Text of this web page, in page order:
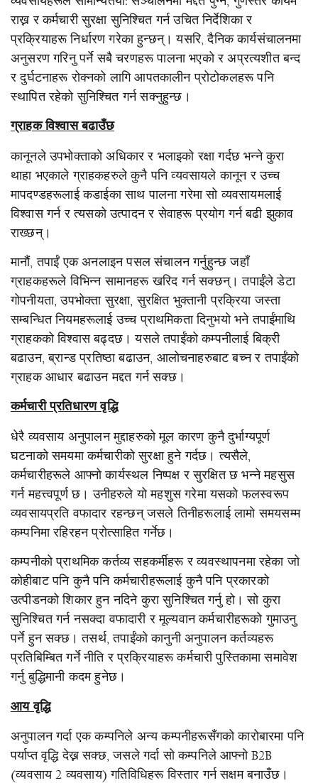
राख्न र कर्मचारी सुरक्षा सुनिश्चित गर्न उचित निर्देशिका र
प्रक्रियाहरू निर्धारण गरेका हुन्छन्। यसरि, दैनिक कार्यसंचालनमा
अनुसरण गरिनु पर्ने सबै चरणहरू पालना भएको र अप्रत्यशीत बन्द
र दुर्घटनाहरू रोक्नको लागि आपतकालीन प्रोटोकलहरू पनि
स्थापित रहेको सुनिश्चित गर्न सक्नुहुन्छ।
ग्राहक विश्वास बढाउँछ
कानूनले उपभोक्ताको अधिकार र भलाइको रक्षा गर्दछ भन्ने कुरा
थाहा भएकाले ग्राहकहरुले कुनै पनि व्यवसायले कानून र उच्च
मापदण्डहरूलाई कडाईका साथ पालना गरेमा सो व्यवसायमलाई
विश्वास गर्न र त्यसको उत्पादन र सेवाहरू प्रयोग गर्न बढी झुकाव
राख्छन्।
मानौं, तपाईं एक अनलाइन पसल संचालन गर्नुहुन्छ जहाँ
ग्राहकहरूले विभिन्न सामानहरू खरिद गर्न सक्छन्। तपाईंले डेटा
गोपनीयता, उपभोक्ता सुरक्षा, सुरक्षित भुक्तानी प्रक्रिया जस्ता
सम्बन्धित नियमहरूलाई उच्च प्राथमिकता दिनुभयो भने तपाईंमाथि
ग्राहकको विश्वास बढ्दछ। यसले तपाईंको कम्पनीलाई बिक्री
बढाउन, ब्रान्ड प्रतिष्ठा बढाउन, आलोचनाहरुबाट बच्न र तपाईंको
ग्राहक आधार बढाउन मद्दत गर्न सक्छ।
कर्मचारी प्रतिधारण वृद्धि
धेरै व्यवसाय अनुपालन मुद्दाहरुको मूल कारण कुनै दुर्भाग्यपूर्ण
घटनाको समयमा कर्मचारीको सुरक्षा हुने गर्दछ। त्यसैले,
कर्मचारीहरूले आफ्नो कार्यस्थल निष्पक्ष र सुरक्षित छ भन्ने महसुस
गर्न महत्त्वपूर्ण छ। उनीहरुले यो महशुस गरेमा यसको फलस्वरूप
व्यवसायप्रति वफादार रहन्छन् जसले तिनीहरूलाई लामो समयसम्म
कम्पनिमा रहिरहन प्रोत्साहित गर्नेछ।
कम्पनीको प्राथमिक कर्तव्य सहकर्मीहरू र व्यवस्थापनमा रहेका जो
कोहीबाट पनि कुनै पनि कर्मचारीहरूलाई कुनै पनि प्रकारको
उत्पीडनको शिकार हुन नदिने कुरा सुनिश्चित गर्नु हो। सो कुरा
सुनिश्चित गर्न नसक्दा वफादारी र मूल्यवान कर्मचारीहरूको गुमाउनु
पर्ने हुन सक्छ। तसर्थ, तपाईंको कानुनी अनुपालन कर्तव्यहरू
प्रतिबिम्बित गर्ने नीति र प्रक्रियाहरू कर्मचारी पुस्तिकामा समावेश
गर्नु बुद्धिमानी कदम हुनेछ।
आय वृद्धि
अनुपालन गर्दा एक कम्पनिले अन्य कम्पनीहरूसँगको कारोबारमा पनि
पर्याप्त वृद्धि देख्न सक्छ, जसले गर्दा सो कम्पनिले आफ्नो B2B
(व्यवसाय 2 व्यवसाय) गतिविधिहरू विस्तार गर्न सक्षम बनाउँछ।